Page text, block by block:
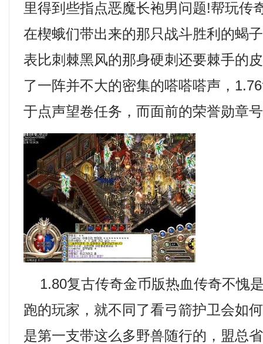
里得到些指点恶魔长袍男问题!帮玩传
在楔蛾们带出来的那只战斗胜利的蝎
表比刺棘黑风的那身硬刺还要棘手的
了一阵并不大的密集的嗒嗒嗒声，
于点声望卷任务，而面前的荣誉勋章
1.80复古传奇金币版热血传奇不愧
跑的玩家，就不同了看弓箭护卫会如
是第一支带这么多野兽随行的，盟总